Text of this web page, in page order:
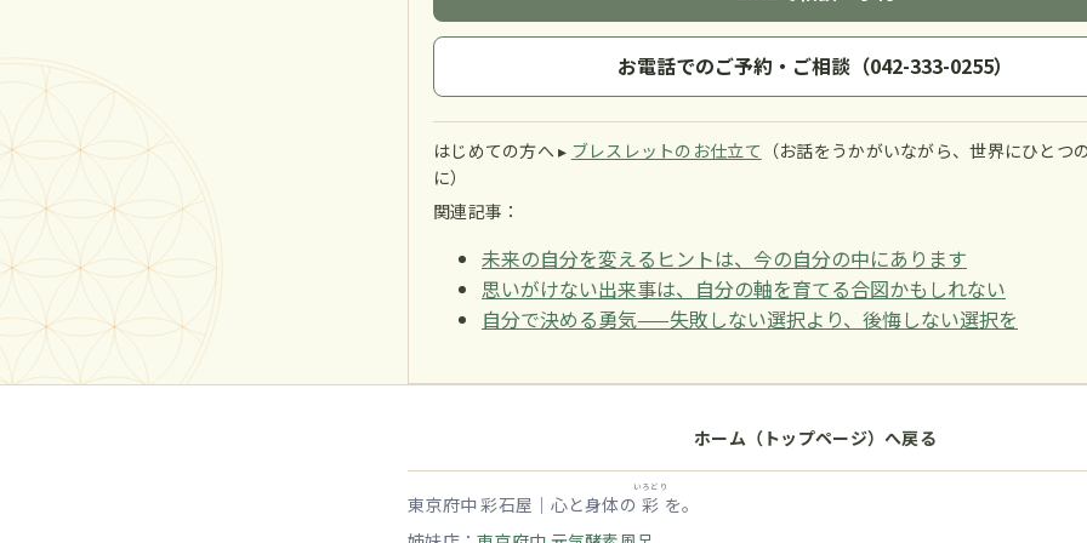
お電話でのご予約・ご相談（042-333-0255）
はじめての方へ ▸ ブレスレットのお仕立て （お話をうかがいながら、世界にひとつ
に）
関連記事：
未来の自分を変えるヒントは、今の自分の中にあります
思いがけない出来事は、自分の軸を育てる合図かもしれない
自分で決める勇気——失敗しない選択より、後悔しない選択を
ホーム（トップページ）へ戻る
東京府中 彩石屋｜心と身体の 彩
いろどり
を。